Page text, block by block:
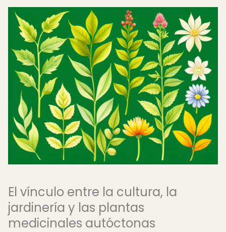
El vínculo entre la cultura, la
jardinería y las plantas
medicinales autóctonas